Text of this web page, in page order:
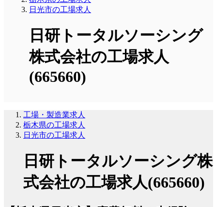
日光市の工場求人
日研トータルソーシング
株式会社の工場求人
(665660)
工場・製造業求人
栃木県の工場求人
日光市の工場求人
日研トータルソーシング株
式会社の工場求人(665660)